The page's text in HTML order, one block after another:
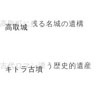
高取城
高取町に残る名城の遺構
キトラ古墳
古代ロマン漂う歴史的遺産